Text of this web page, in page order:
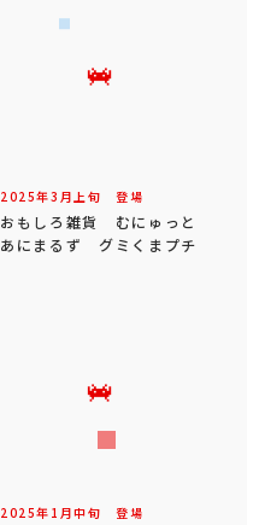
2025年3 月 上旬 登場
おもしろ雑貨 むにゅっと
あにまるず グミくまプチ
2025年 1 月中旬 登場